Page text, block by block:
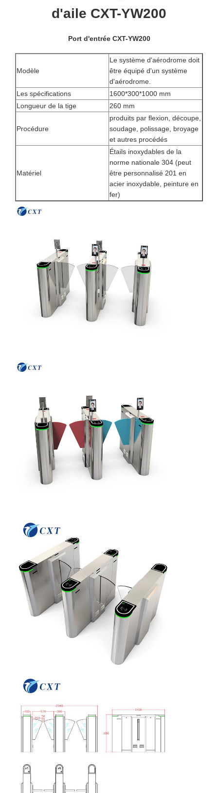
À Propos De
Contrôle De
La Qualité
Nous
Contacter
Nouvelles
Demandez
Un Devis
Porte de barrière d'oscillation
Plein tourniquet de taille
Créneau de vitesse
Porte de barrière d'aileron
Tournevis coulissant en verre
Tourniquet de bras de baisse
Parties de portes à tournevis
Contrôle d'accès à la porte piétonne
Machine de numérisation de code QR
Machine de stationnement
porte de barrière
Équipement de billetterie
d'aile CXT-YW200
Port d'entrée CXT-YW200
Modèle
Le système d'aérodrome doit
être équipé d'un système
d'aérodrome.
Les spécifications
1600*300*1000 mm
Longueur de la tige
260 mm
Procédure
produits par flexion, découpe,
soudage, polissage, broyage
et autres procédés
Matériel
Étails inoxydables de la
norme nationale 304 (peut
être personnalisé 201 en
acier inoxydable, peinture en
fer)